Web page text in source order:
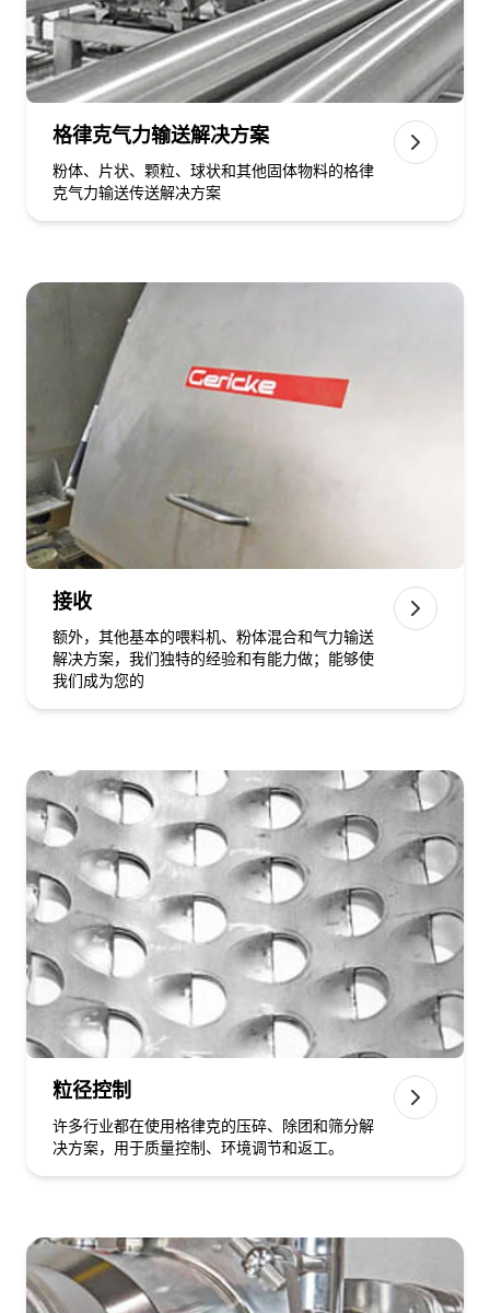
格律克气力输送解决方案
粉体、片状、颗粒、球状和其他固体物料的格律
克气力输送传送解决方案
接收
额外，其他基本的喂料机、粉体混合和气力输送
解决方案，我们独特的经验和有能力做；能够使
我们成为您的
粒径控制
许多行业都在使用格律克的压碎、除团和筛分解
决方案，用于质量控制、环境调节和返工。